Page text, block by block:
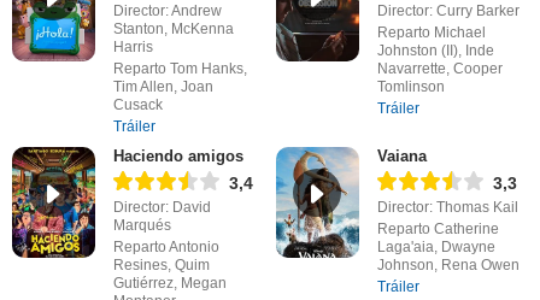
Director: Andrew
Stanton, McKenna
Harris
Reparto Tom Hanks,
Tim Allen, Joan
Cusack
Tráiler
Director: Curry Barker
Reparto Michael
Johnston (II), Inde
Navarrette, Cooper
Tomlinson
Tráiler
Haciendo amigos
3,4
Director: David
Marqués
Reparto Antonio
Resines, Quim
Gutiérrez, Megan
Vaiana
3,3
Director: Thomas Kail
Reparto Catherine
Laga'aia, Dwayne
Johnson, Rena Owen
Tráiler